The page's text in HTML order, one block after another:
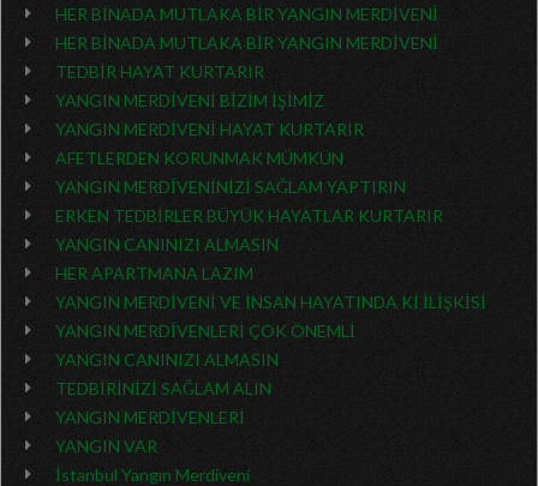
HER BİNADA MUTLAKA BİR YANGIN MERDİVENİ
HER BİNADA MUTLAKA BİR YANGIN MERDİVENİ
TEDBİR HAYAT KURTARIR
YANGIN MERDİVENİ BİZİM İŞİMİZ
YANGIN MERDİVENİ HAYAT KURTARIR
AFETLERDEN KORUNMAK MÜMKÜN
YANGIN MERDİVENİNİZİ SAĞLAM YAPTIRIN
ERKEN TEDBİRLER BÜYÜK HAYATLAR KURTARIR
YANGIN CANINIZI ALMASIN
HER APARTMANA LAZIM
YANGIN MERDİVENİ VE İNSAN HAYATINDA Kİ İLİŞKİSİ
YANGIN MERDİVENLERİ ÇOK ÖNEMLİ
YANGIN CANINIZI ALMASIN
TEDBİRİNİZİ SAĞLAM ALIN
YANGIN MERDİVENLERİ
YANGIN VAR
İstanbul Yangın Merdiveni